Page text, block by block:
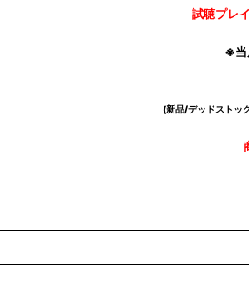
試聴プレ
※当
(新品/デッドストッ